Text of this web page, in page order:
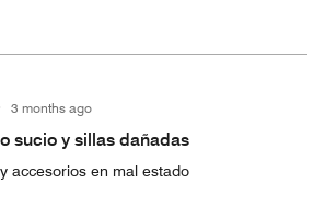
3 months ago
sucio y sillas dañadas
accesorios en mal estado